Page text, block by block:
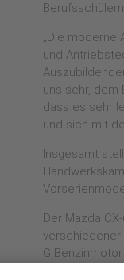
„Die moderne
und
uns sehr, dem
dass es sehr
und sich mit
Insgesamt
Der Mazda
verschiedener
G